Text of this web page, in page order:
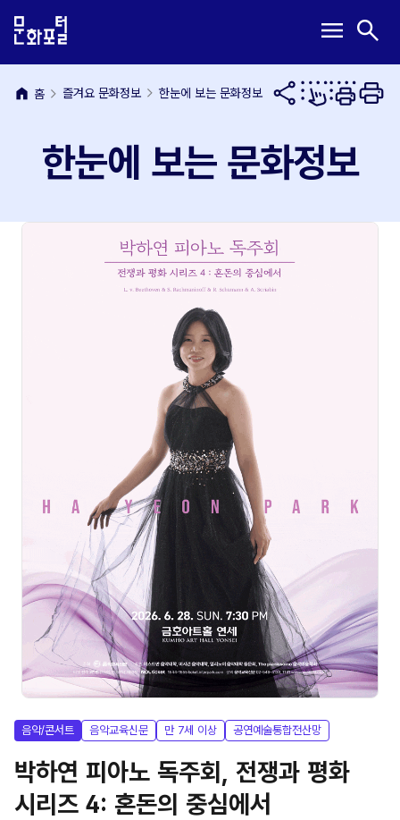
문
내
용
메
뉴
바
메
열
기
menu 검
열
기
search
home 홈 즐겨요 문화정보 한눈에 보는 문화정보
한눈에 보는 문화정보
음악/콘서트 음악교육신문 만 7세 이상 공연예술통합전산망
박하연 피아노 독주회, 전쟁과 평화
시리즈 4: 혼돈의 중심에서